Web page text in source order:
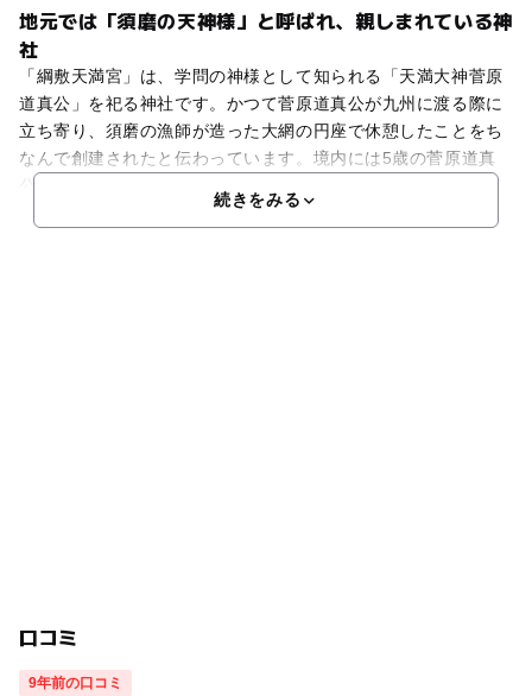
地元では「須磨の天神様」と呼ばれ、親しまれている神
社
「綱敷天満宮」は、学問の神様として知られる「天満大神菅原
道真公」を祀る神社です。かつて菅原道真公が九州に渡る際に
立ち寄り、須磨の漁師が造った大網の円座で休憩したことをち
なんで創建されたと伝わっています。境内には5歳の菅原道真
公の像をはじめ、願いをかなえる「茄子のこしかけ」、回して
続きをみる
口コミ
9年前の口コミ